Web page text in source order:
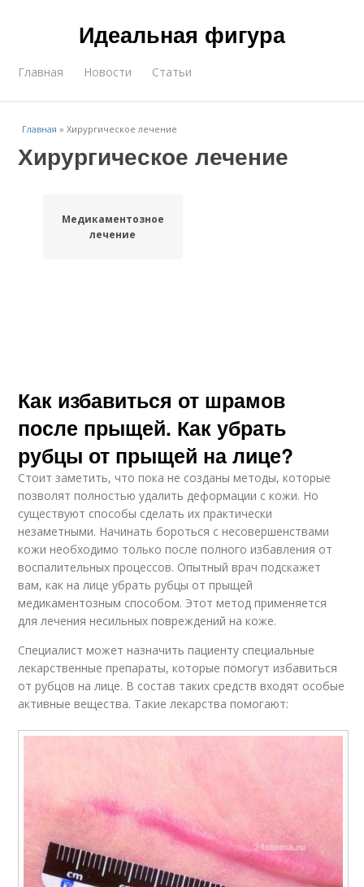
Идеальная фигура
Главная Новости Статьи
Главная »Хирургическое лечение
Хирургическое лечение
Медикаментозное
лечение
Как избавиться от шрамов
после прыщей. Как убрать
рубцы от прыщей на лице?
Стоит заметить, что пока не созданы методы, которые
позволят полностью удалить деформации с кожи. Но
существуют способы сделать их практически
незаметными. Начинать бороться с несовершенствами
кожи необходимо только после полного избавления от
воспалительных процессов. Опытный врач подскажет
вам, как на лице убрать рубцы от прыщей
медикаментозным способом. Этот метод применяется
для лечения несильных повреждений на коже.
Специалист может назначить пациенту специальные
лекарственные препараты, которые помогут избавиться
от рубцов на лице. В состав таких средств входят особые
активные вещества. Такие лекарства помогают: